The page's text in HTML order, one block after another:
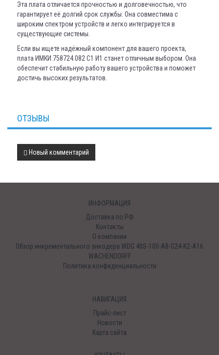
Эта плата отличается прочностью и долговечностью, что
гарантирует её долгий срок службы. Она совместима с
широким спектром устройств и легко интегрируется в
существующие системы.
Если вы ищете надёжный компонент для вашего проекта,
плата ИМКИ.758724.082 С1 И1 станет отличным выбором. Она
обеспечит стабильную работу вашего устройства и поможет
достичь высоких результатов.
ОТЗЫВЫ
Новый комментарий
ИНФОРМАЦИЯ
Доставка по РФ
Контакты
О компании
Обзор инкрементального энкодера WDG 40S-100-AB-G24-K2-A16
WACHENDORFF
Политика конфиденциальности
НАВИГАЦИЯ
Прайс-лист
Новости
Карта сайта